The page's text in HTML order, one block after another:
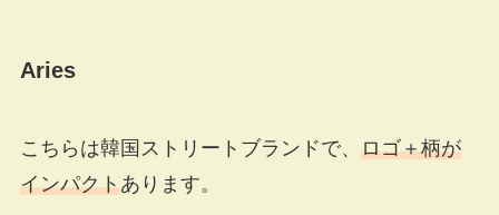
Aries
こちらは韓国ストリートブランドで、 ロゴ＋柄が
インパクトあります。